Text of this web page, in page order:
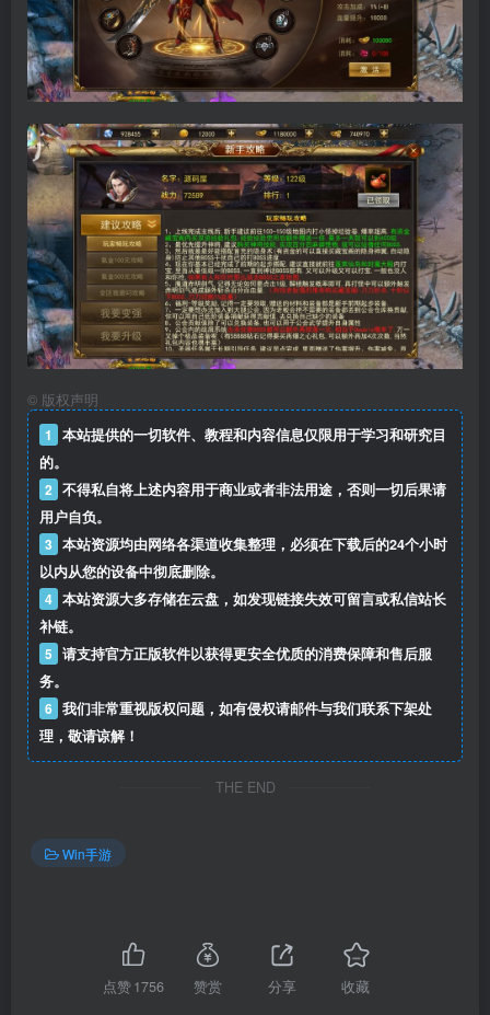
© 版权声明
1
本站提供的一切软件、教程和内容信息仅限用于学习和研究目
的。
2 不得私自将上述内容用于商业或者非法用途，否则一切后果请
用户自负。
3 本站资源均由网络各渠道收集整理，必须在下载后的24个小时
以内从您的设备中彻底删除。
4 本站资源大多存储在云盘，如发现链接失效可留言或私信站长
补链。
5 请支持官方正版软件以获得更安全优质的消费保障和售后服
务。
6 我们非常重视版权问题，如有侵权请邮件与我们联系下架处
理，敬请谅解！
THE END
Win手游
点赞1756 赞赏 分享 收藏